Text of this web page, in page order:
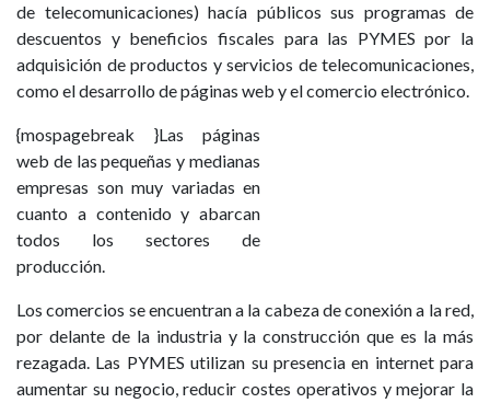
de telecomunicaciones) hacía públicos sus programas de
descuentos y beneficios fiscales para las PYMES por la
adquisición de productos y servicios de telecomunicaciones,
como el desarrollo de páginas web y el comercio electrónico.
{mospagebreak }Las páginas
web de las pequeñas y medianas
empresas son muy variadas en
cuanto a contenido y abarcan
todos los sectores de
producción.
Los comercios se encuentran a la cabeza de conexión a la red,
por delante de la industria y la construcción que es la más
rezagada. Las PYMES utilizan su presencia en internet para
aumentar su negocio, reducir costes operativos y mejorar la